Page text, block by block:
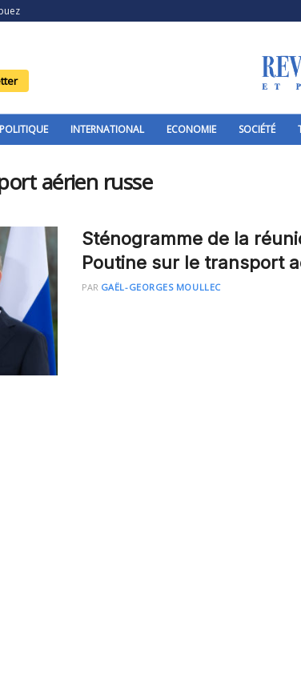
POLITIQUE INTERNATIONAL ECONOMIE SOCIÉTÉ
aérien russe
Sténogramme de la
Poutine sur le transport
PAR GAËL-GEORGES MOULLEC